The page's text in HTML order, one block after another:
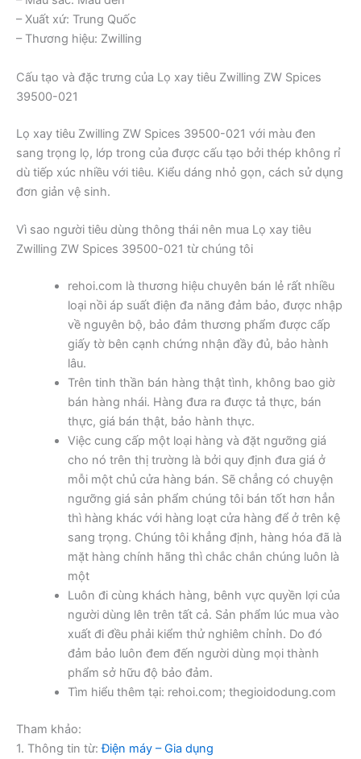
– Xuất xứ: Trung Quốc
– Thương hiệu: Zwilling
Cấu tạo và đặc trưng của Lọ xay tiêu Zwilling ZW Spices
39500-021
Lọ xay tiêu Zwilling ZW Spices 39500-021 với màu đen
sang trọng lọ, lớp trong của được cấu tạo bởi thép không rỉ
dù tiếp xúc nhiều với tiêu. Kiểu dáng nhỏ gọn, cách sử dụng
đơn giản vệ sinh.
Vì sao người tiêu dùng thông thái nên mua Lọ xay tiêu
Zwilling ZW Spices 39500-021 từ chúng tôi
rehoi.com là thương hiệu chuyên bán lẻ rất nhiều
loại nồi áp suất điện đa năng đảm bảo, được nhập
về nguyên bộ, bảo đảm thương phẩm được cấp
giấy tờ bên cạnh chứng nhận đầy đủ, bảo hành
lâu.
Trên tinh thần bán hàng thật tình, không bao giờ
bán hàng nhái. Hàng đưa ra được tả thực, bán
thực, giá bán thật, bảo hành thực.
Việc cung cấp một loại hàng và đặt ngưỡng giá
cho nó trên thị trường là bởi quy định đưa giá ở
mỗi một chủ cửa hàng bán. Sẽ chẳng có chuyện
ngưỡng giá sản phẩm chúng tôi bán tốt hơn hẳn
thì hàng khác với hàng loạt cửa hàng để ở trên kệ
sang trọng. Chúng tôi khẳng định, hàng hóa đã là
mặt hàng chính hãng thì chắc chắn chúng luôn là
một
Luôn đi cùng khách hàng, bênh vực quyền lợi của
người dùng lên trên tất cả. Sản phẩm lúc mua vào
xuất đi đều phải kiểm thử nghiêm chỉnh. Do đó
đảm bảo luôn đem đến người dùng mọi thành
phẩm sở hữu độ bảo đảm.
Tìm hiểu thêm tại: rehoi.com; thegioidodung.com
Tham khảo:
1. Thông tin từ:Điện máy – Gia dụng